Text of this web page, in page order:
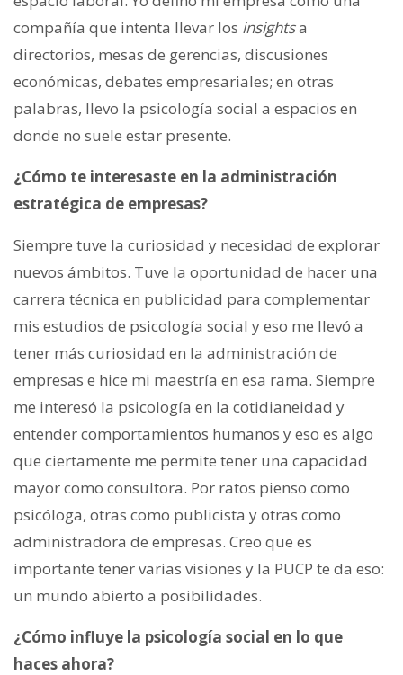
compañía que intenta llevar los insightsa
directorios, mesas de gerencias, discusiones
económicas, debates empresariales; en otras
palabras, llevo la psicología social a espacios en
donde no suele estar presente.
¿Cómo te interesaste en la administración
estratégica de empresas?
Siempre tuve la curiosidad y necesidad de explorar
nuevos ámbitos. Tuve la oportunidad de hacer una
carrera técnica en publicidad para complementar
mis estudios de psicología social y eso me llevó a
tener más curiosidad en la administración de
empresas e hice mi maestría en esa rama. Siempre
me interesó la psicología en la cotidianeidad y
entender comportamientos humanos y eso es algo
que ciertamente me permite tener una capacidad
mayor como consultora. Por ratos pienso como
psicóloga, otras como publicista y otras como
administradora de empresas. Creo que es
importante tener varias visiones y la PUCP te da eso:
un mundo abierto a posibilidades.
¿Cómo influye la psicología social en lo que
haces ahora?